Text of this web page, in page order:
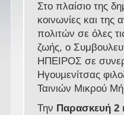
Στο πλαίσιο της
κοινωνίες και της
πολιτών σε όλες
ζωής, ο
ΗΠΕΙΡΟΣ σε
Ηγουμενίτσας
Ταινιών Μικρού
Την Παρασκευή 2